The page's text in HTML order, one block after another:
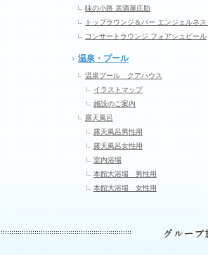
味の小路 居酒屋庄助
トップラウンジ＆バー エンジェルネス
コンサートラウンジ フォアシュピール
温泉・プール
温泉プール クアハウス
イラストマップ
施設のご案内
露天風呂
露天風呂男性用
露天風呂女性用
室内浴場
本館大浴場 男性用
本館大浴場 女性用